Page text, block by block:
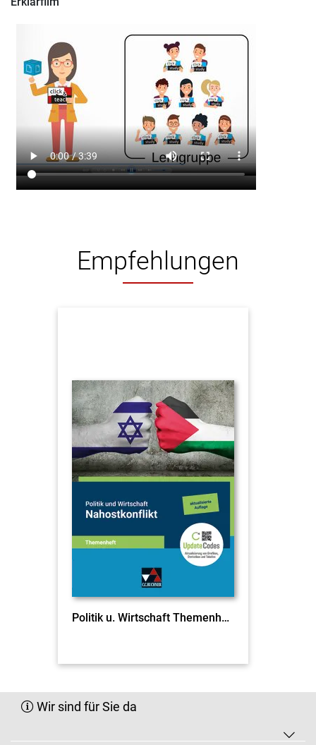
Empfehlungen
Politik u. Wirtschaft Themenheft Nahostkonflikt
Wir sind für Sie da